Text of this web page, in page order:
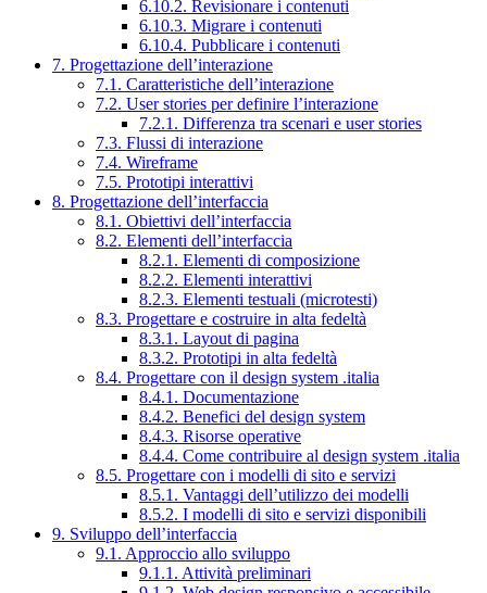
6.10.2. Revisionare i contenuti
6.10.3. Migrare i contenuti
6.10.4. Pubblicare i contenuti
7. Progettazione dell’interazione
7.1. Caratteristiche dell’interazione
7.2. User stories per definire l’interazione
7.2.1. Differenza tra scenari e user stories
7.3. Flussi di interazione
7.4. Wireframe
7.5. Prototipi interattivi
8. Progettazione dell’interfaccia
8.1. Obiettivi dell’interfaccia
8.2. Elementi dell’interfaccia
8.2.1. Elementi di composizione
8.2.2. Elementi interattivi
8.2.3. Elementi testuali (microtesti)
8.3. Progettare e costruire in alta fedeltà
8.3.1. Layout di pagina
8.3.2. Prototipi in alta fedeltà
8.4. Progettare con il design system .italia
8.4.1. Documentazione
8.4.2. Benefici del design system
8.4.3. Risorse operative
8.4.4. Come contribuire al design system .italia
8.5. Progettare con i modelli di sito e servizi
8.5.1. Vantaggi dell’utilizzo dei modelli
8.5.2. I modelli di sito e servizi disponibili
9. Sviluppo dell’interfaccia
9.1. Approccio allo sviluppo
9.1.1. Attività preliminari